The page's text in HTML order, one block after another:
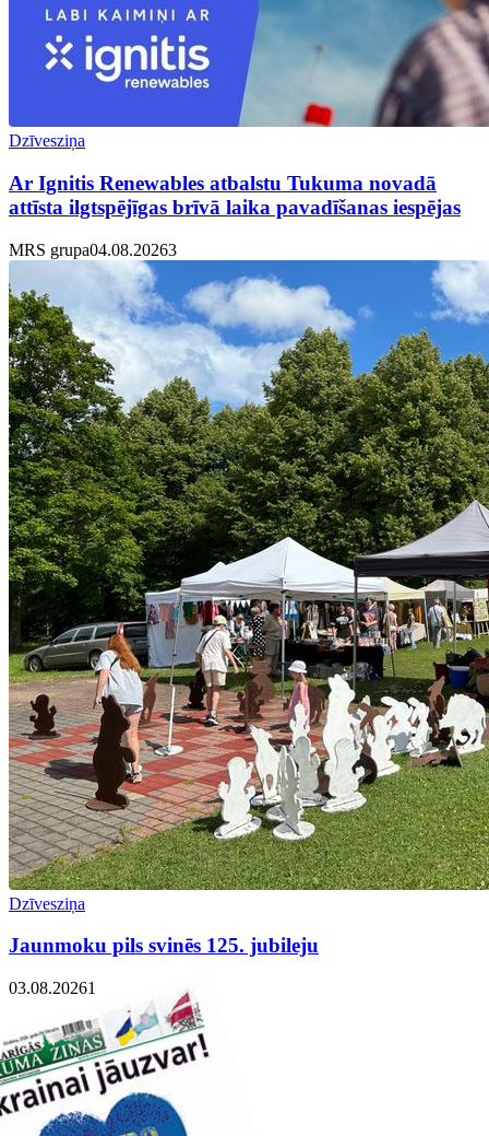
Dzīvesziņa
Ar Ignitis Renewables atbalstu Tukuma novadā
attīsta ilgtspējīgas brīvā laika pavadīšanas iespējas
MRS grupa04.08.20263
Dzīvesziņa
Jaunmoku pils svinēs 125. jubileju
03.08.20261